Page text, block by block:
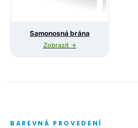
Samonosná brána
Zobrazit →
BAREVNÁ PROVEDENÍ